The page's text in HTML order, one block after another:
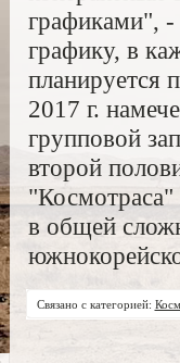
графиками", -
графику, в
планируется
2017 г.
групповой
второй
"Космотраса"
в общей
Связано с категорией: